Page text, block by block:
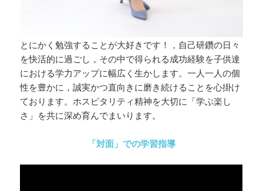
とにかく勉強することが大好きです！，自己研鑽の日々
を快活的に過ごし，その中で得られる成功経験を子供達
における学力アップに幅広く生かします。一人一人の個
性を豊かに，誠実かつ直向きに磨き続けることを心掛け
ております。ホスピタリティ精神を大切に「学ぶ楽し
さ」を共に深め育んでまいります。‬
「対面」での学習指導